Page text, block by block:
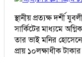
স্থানীয় প্রত্যক্ষ দর্শী
সার্কিটের মাধ্যমে
তার ভাই মনির
প্রায় ১০লক্ষাধীক